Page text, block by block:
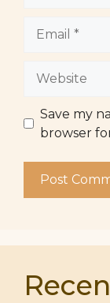
Save my
browser